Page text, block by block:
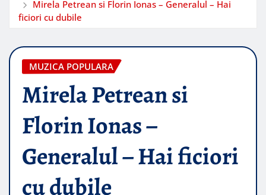
Mirela Petrean si Florin Ionas – Generalul – Hai
ficiori cu dubile
MUZICA POPULARA
Mirela Petrean si
Florin Ionas –
Generalul – Hai ficiori
cu dubile